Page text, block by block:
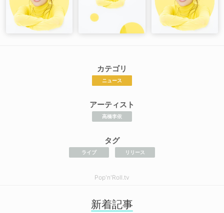
カテゴリ
ニュース
アーティスト
高橋李依
タグ
ライブ リリース
Pop'n'Roll.tv
新着記事